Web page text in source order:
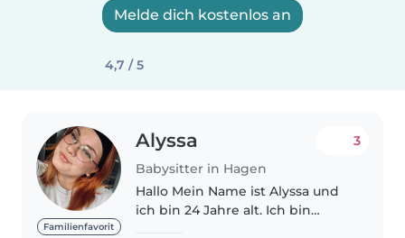
Melde dich kostenlos an
4,7 / 5
Familienfavorit
Alyssa
Babysitter in Hagen
3
Hallo Mein Name ist Alyssa und
ich bin 24 Jahre alt. Ich bin